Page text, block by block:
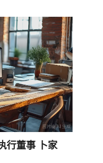
行董事 卜家